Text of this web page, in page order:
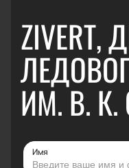
ZIVERT,
ИМ. В.
Имя